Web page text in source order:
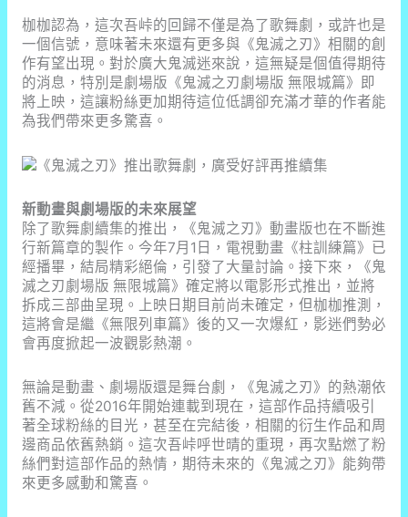
枷枷認為，這次吾峠的回歸不僅是為了歌舞劇，或許也是
一個信號，意味著未來還有更多與《鬼滅之刃》相關的創
作有望出現。對於廣大鬼滅迷來說，這無疑是個值得期待
的消息，特別是劇場版《鬼滅之刃劇場版 無限城篇》即
將上映，這讓粉絲更加期待這位低調卻充滿才華的作者能
為我們帶來更多驚喜。
新動畫與劇場版的未來展望
除了歌舞劇續集的推出，《鬼滅之刃》動畫版也在不斷進
行新篇章的製作。今年7月1日，電視動畫《柱訓練篇》已
經播畢，結局精彩絕倫，引發了大量討論。接下來，《鬼
滅之刃劇場版 無限城篇》確定將以電影形式推出，並將
拆成三部曲呈現。上映日期目前尚未確定，但枷枷推測，
這將會是繼《無限列車篇》後的又一次爆紅，影迷們勢必
會再度掀起一波觀影熱潮。
無論是動畫、劇場版還是舞台劇，《鬼滅之刃》的熱潮依
舊不減。從2016年開始連載到現在，這部作品持續吸引
著全球粉絲的目光，甚至在完結後，相關的衍生作品和周
邊商品依舊熱銷。這次吾峠呼世晴的重現，再次點燃了粉
絲們對這部作品的熱情，期待未來的《鬼滅之刃》能夠帶
來更多感動和驚喜。